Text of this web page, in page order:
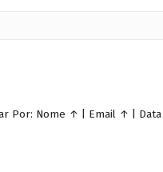
Por: Nome ↑ Email ↑